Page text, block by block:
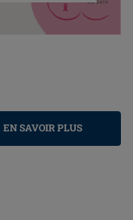
EN SAVOIR PLUS